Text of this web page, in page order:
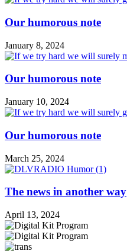
Our humorous note
January 8, 2024
Our humorous note
January 10, 2024
Our humorous note
March 25, 2024
The news in another way
April 13, 2024